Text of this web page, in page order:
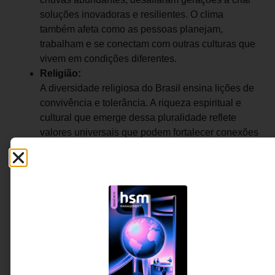
soluções inovadoras e resilientes. O clima
também afeta como as pessoas planejam,
trabalham e se conectam com outras culturas que
vivem em condições diferentes.
Religião:
A diversidade religiosa do Brasil ensina lições de
convivência e tolerância. A riqueza espiritual e
cultural que emerge dessa pluralidade reflete
valores universais que podem fortalecer conexões
Você já refletiu sobre como sua história, língua,
é? E sobre como esses mesmos fatores influenciam sua
maneira de interagir com o mundo? O
é um exercício simples e poderoso para explorar essas
conexões e transformar o autoconhecimento em uma
ferramenta de empoderamento intercultural.